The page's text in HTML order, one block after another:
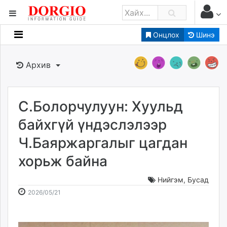
Онцлох Шинэ
Мэдээллийн
Банк санхүү
Бизнес ААН
Төрийн
dorgio.mn
Gogo.mn
caak.mn
news.mn
zindaa.mn
tovch.mn
Архив
С.Болорчулуун: Хуульд
байхгүй үндэслэлээр
Ч.Баяржаргалыг цагдан
хорьж байна
Нийгэм, Бусад
2026/05/21